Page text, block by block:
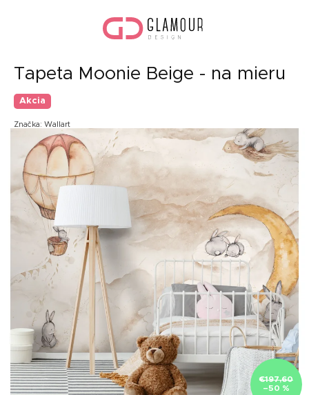
Tapeta Moonie Beige - na mieru
Akcia
Značka: Wallart
€197,60
–50 %